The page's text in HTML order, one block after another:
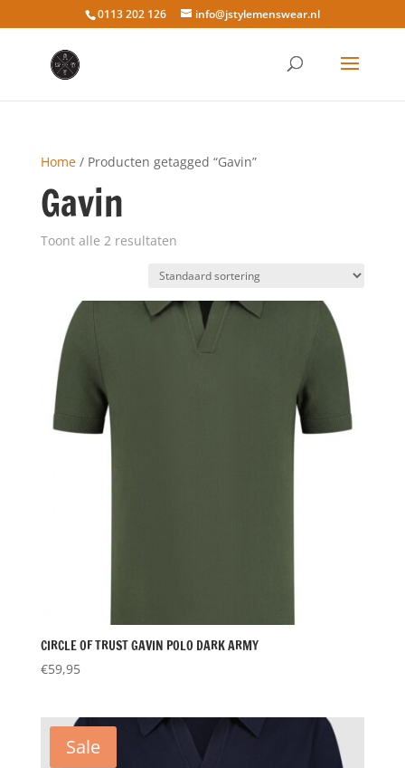
0113 202 126 info@jstylemenswear.nl
Home/ Producten getagged “Gavin”
Gavin
Toont alle 2 resultaten
CIRCLE OF TRUST GAVIN POLO DARK ARMY
€59,95
Sale